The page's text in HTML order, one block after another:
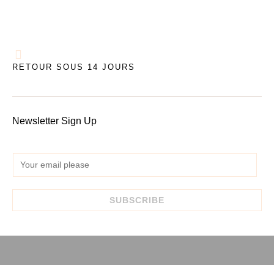
RETOUR SOUS 14 JOURS
Newsletter Sign Up
m
a
SUBSCRIBE